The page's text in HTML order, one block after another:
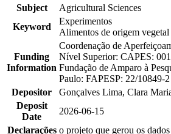
Subject
Agricultural Sciences
Keyword
Experimentos
Alimentos de origem vegetal
Funding
Information
Coordenação de
Nível Superior: CAPES: 001
Fundação de Amparo à
Paulo: FAPESP: 22/10849-2
Depositor
Gonçalves Lima, Clara
Deposit
Date
2026-06-15
Declarações o projeto que gerou os